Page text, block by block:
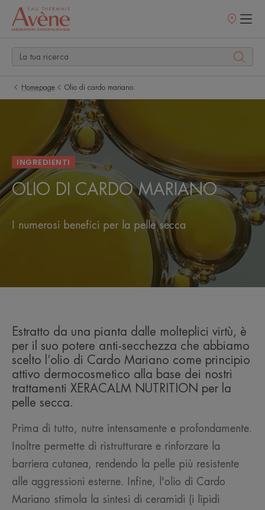
Punti
Homepage Olio di cardo mariano.
INGREDIENTI
OLIO DI CARDO MARIANO
I numerosi benefici per la pelle secca
Estratto da una pianta dalle molteplici virtù, è
per il suo potere anti-secchezza che abbiamo
scelto l’olio di Cardo Mariano come principio
attivo dermocosmetico alla base dei nostri
trattamenti XERACALM NUTRITION per la
pelle secca.
Prima di tutto, nutre intensamente e profondamente.
Inoltre permette di ristrutturare e rinforzare la
barriera cutanea, rendendo la pelle più resistente
alle aggressioni esterne. Infine, l'olio di Cardo
Mariano stimola la sintesi di ceramidi (i lipidi